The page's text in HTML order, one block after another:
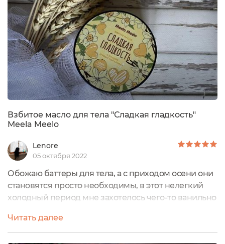
Взбитое масло для тела "Сладкая гладкость"
Meela Meelo
Lenore
05 октября 2022
Обожаю баттеры для тела, а с приходом осени они
становятся просто необходимы, в этот нелегкий
холодный период мне захотелось чего-то ванильно
чувствовать себя девочкой с единственной
мыслью в голове о новом платье, а не вот это вот
Читать далее